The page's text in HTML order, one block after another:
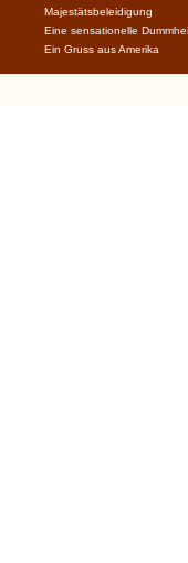
Majestätsbeleidigung
Eine sensationelle
Ein Gruss aus Amerika